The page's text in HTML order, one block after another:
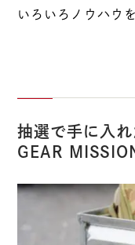
いろいろノウハウ
抽選で手に入れ
GEAR